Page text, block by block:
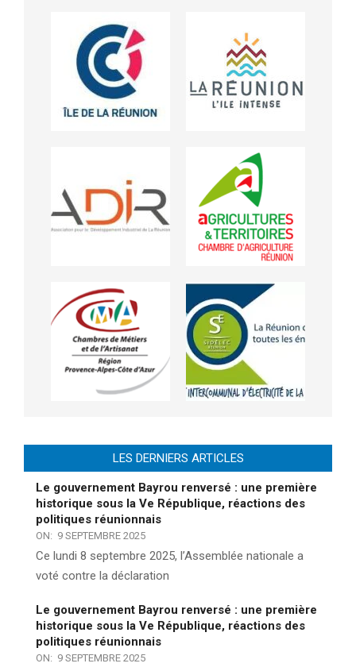
LES DERNIERS ARTICLES
Le gouvernement Bayrou renversé : une première
historique sous la Ve République, réactions des
politiques réunionnais
ON: 9 SEPTEMBRE 2025
Ce lundi 8 septembre 2025, l’Assemblée nationale a
voté contre la déclaration
Le gouvernement Bayrou renversé : une première
historique sous la Ve République, réactions des
politiques réunionnais
ON: 9 SEPTEMBRE 2025